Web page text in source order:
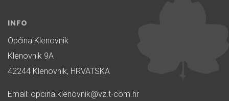
INFO
Općina Klenovnik
Klenovnik 9A
42244 Klenovnik, HRVATSKA
Email: opcina.klenovnik@vz.t-com.hr